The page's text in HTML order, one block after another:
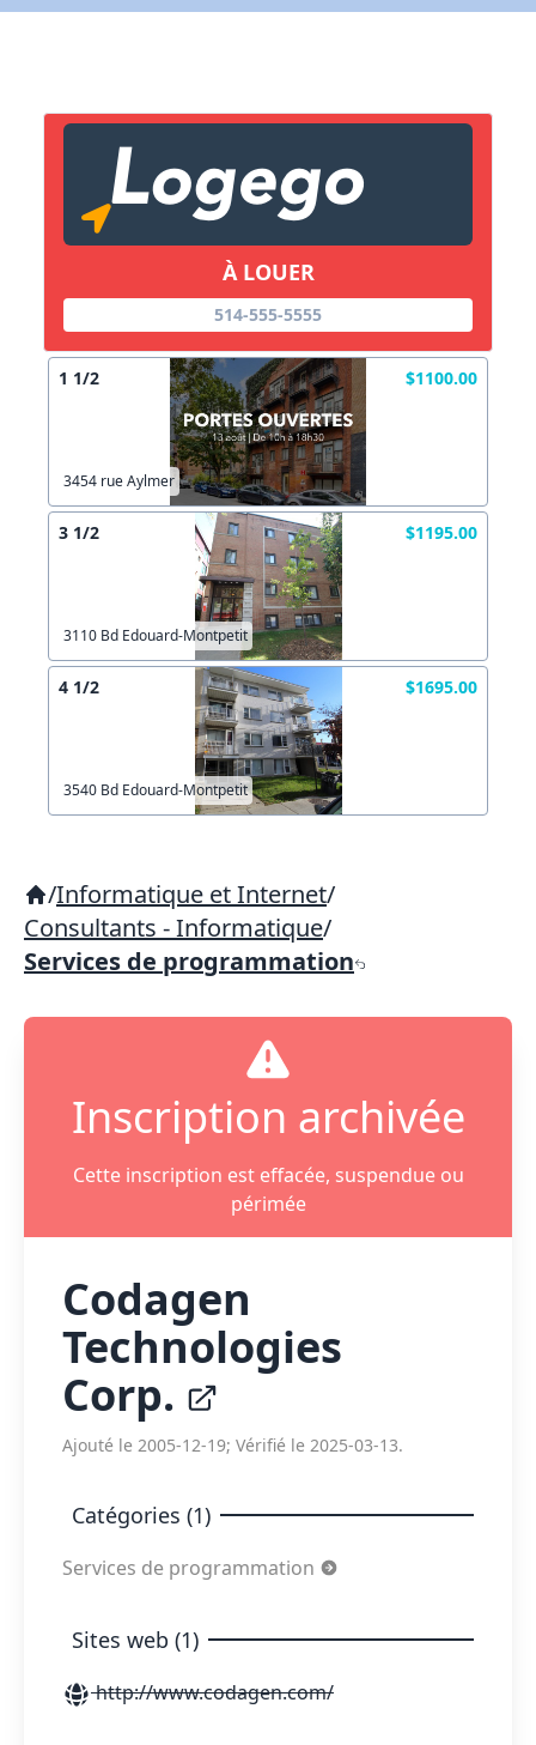
À LOUER
514-555-5555
1 1/2 $1100.00
3454 rue Aylmer
3 1/2 $1195.00
3110 Bd Edouard-Montpetit
4 1/2 $1695.00
3540 Bd Edouard-Montpetit
/Informatique et Internet/
Consultants - Informatique/
Services de programmation
Inscription archivée
Cette inscription est effacée, suspendue ou
périmée
Codagen
Technologies
Corp.
Ajouté le 2005-12-19; Vérifié le 2025-03-13.
Catégories (1)
Services de programmation
Sites web (1)
http://www.codagen.com/
X Fermer Envoyez
Copier lien